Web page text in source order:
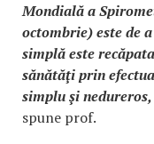
Mondială a
octombrie) este de
simplă este
sănătăţi prin
simplu şi
spune prof.